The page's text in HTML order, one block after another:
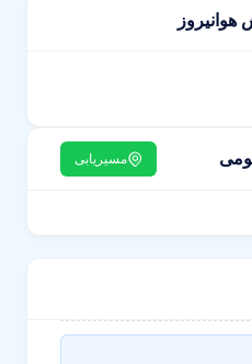
هوانیروز
مسیریابی